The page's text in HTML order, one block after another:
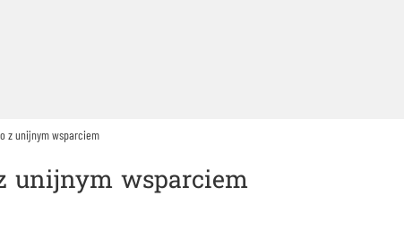
z unijnym wsparciem
unijnym wsparciem